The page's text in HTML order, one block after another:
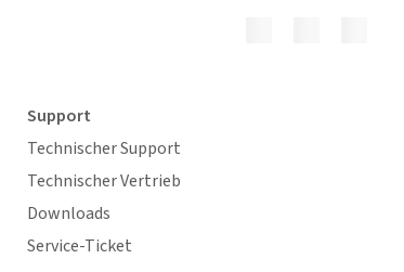
Support
Technischer Support
Technischer Vertrieb
Downloads
Service-Ticket